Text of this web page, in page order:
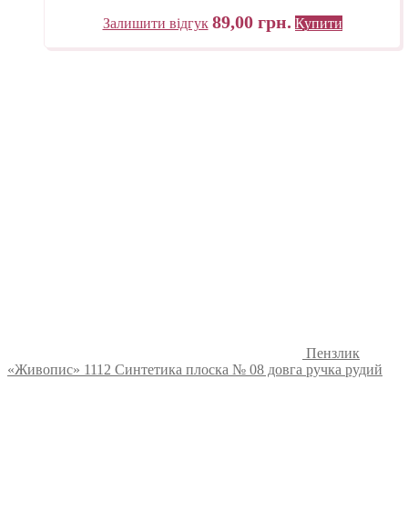
Залишити відгук 89,00 грн. Купити
Пензлик
«Живопис» 1112 Синтетика плоска № 08 довга ручка рудий